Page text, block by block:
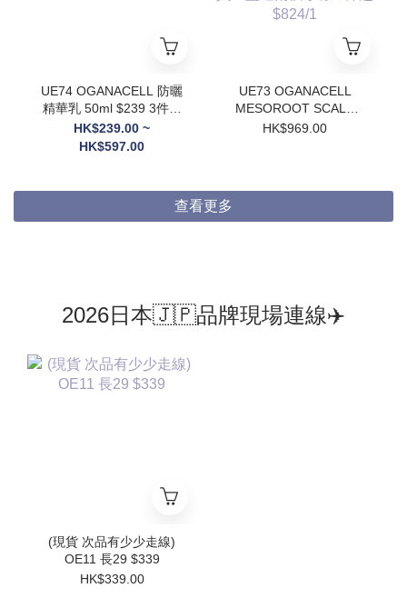
UE74 OGANACELL 防曬
精華乳 50ml $239 3件起
$199/1 買三支送6支
10ML旅行裝
HK$239.00 ~
HK$597.00
UE73 OGANACELL
MESOROOT SCALP
AMPOULE 6ml*6EA 奧
HK$969.00
查看更多
2026日本🇯🇵品牌現場連線✈️
(現貨 次品有少少走線)
OE11 長29 $339
HK$339.00